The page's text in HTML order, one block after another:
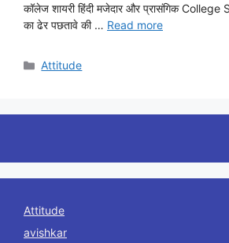
कॉलेज शायरी हिंदी मजेदार और प्रासंगिक
का ढेर पछतावे की … Read more
Categories
Attitude
Attitude
avishkar